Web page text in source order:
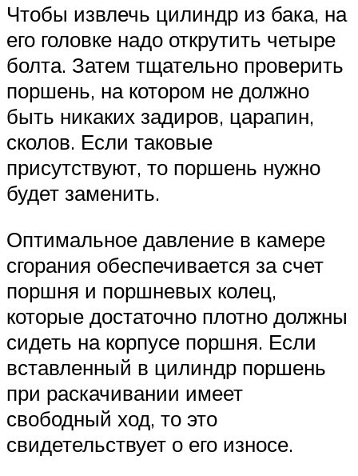
Чтобы извлечь цилиндр из бака, на
его головке надо открутить четыре
болта. Затем тщательно проверить
поршень, на котором не должно
быть никаких задиров, царапин,
сколов. Если таковые
присутствуют, то поршень нужно
будет заменить.
Оптимальное давление в камере
сгорания обеспечивается за счет
поршня и поршневых колец,
которые достаточно плотно должны
сидеть на корпусе поршня. Если
вставленный в цилиндр поршень
при раскачивании имеет
свободный ход, то это
свидетельствует о его износе.